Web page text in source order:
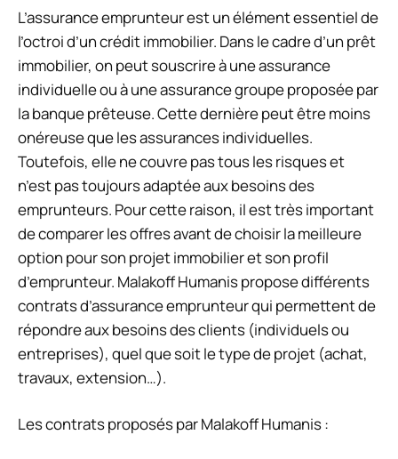
L’assurance emprunteur est un élément essentiel de
l’octroi d’un crédit immobilier. Dans le cadre d’un prêt
immobilier, on peut souscrire à une assurance
individuelle ou à une assurance groupe proposée par
la banque prêteuse. Cette dernière peut être moins
onéreuse que les assurances individuelles.
Toutefois, elle ne couvre pas tous les risques et
n’est pas toujours adaptée aux besoins des
emprunteurs. Pour cette raison, il est très important
de comparer les offres avant de choisir la meilleure
option pour son projet immobilier et son profil
d’emprunteur. Malakoff Humanis propose différents
contrats d’assurance emprunteur qui permettent de
répondre aux besoins des clients (individuels ou
entreprises), quel que soit le type de projet (achat,
travaux, extension…).
Les contrats proposés par Malakoff Humanis :